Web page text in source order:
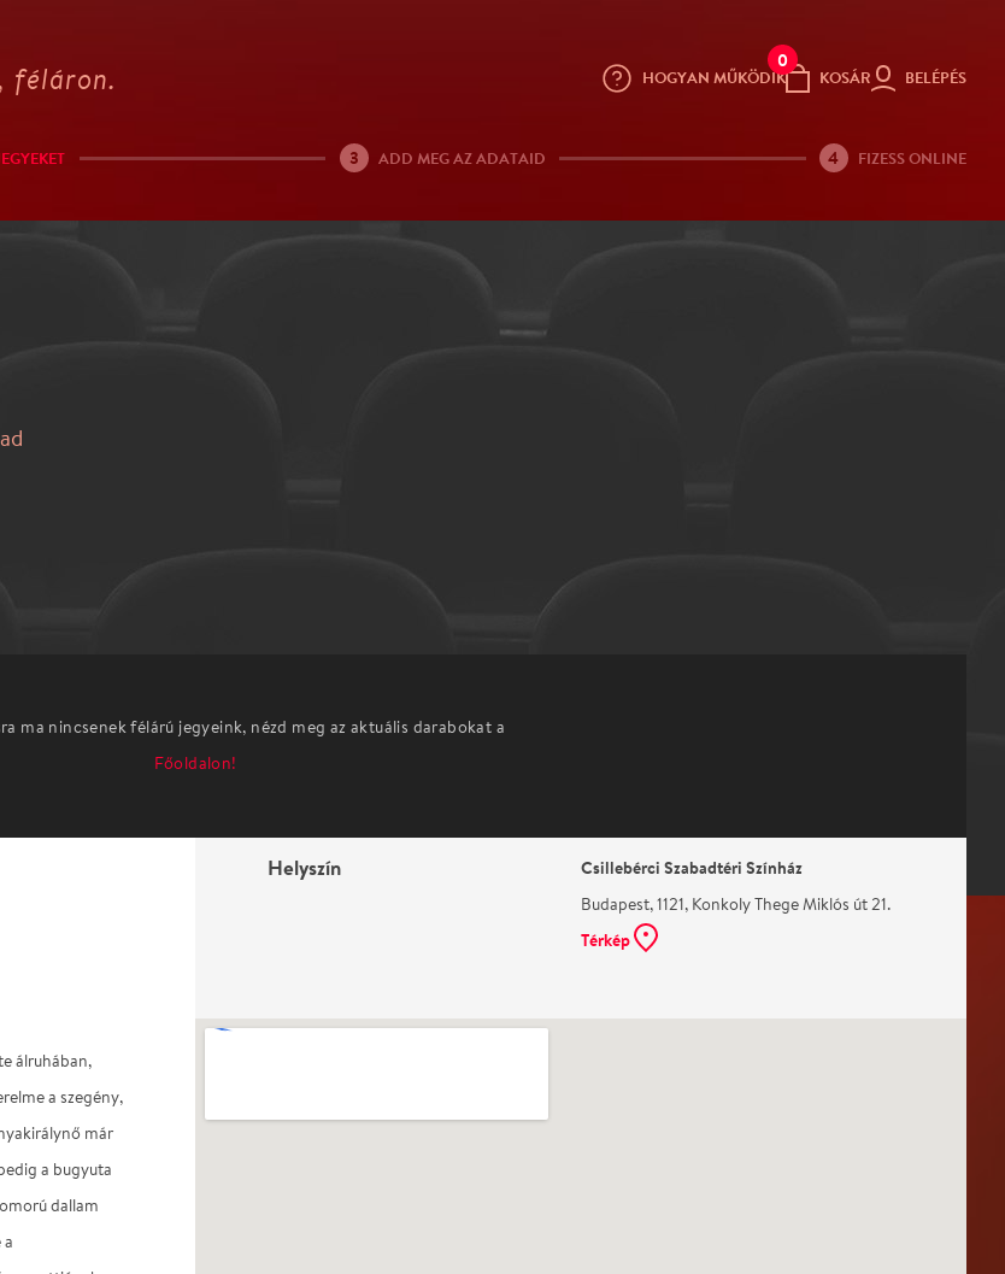
féláron. HOGYAN MŰKÖDIK
0
KOSÁR BELÉPÉS
3 ADD MEG AZ ADATAID 4 FIZESS ONLINE
ma nincsenek félárú jegyeink, nézd meg az aktuális darabokat a
Főoldalon!
álruhában,
a szegény,
már
a bugyuta
dallam
Helyszín Csillebérci Szabadtéri Színház
Budapest, 1121, Konkoly Thege Miklós út 21.
Térkép